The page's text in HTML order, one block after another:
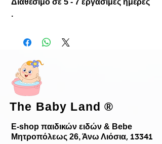
Διαθέσιμο σε 5 - 7 εργάσιμες ημέρες
.
The Baby Land®
E-shop παιδικών ειδών & Bebe
Μητροπόλεως 26, Άνω Λιόσια, 13341